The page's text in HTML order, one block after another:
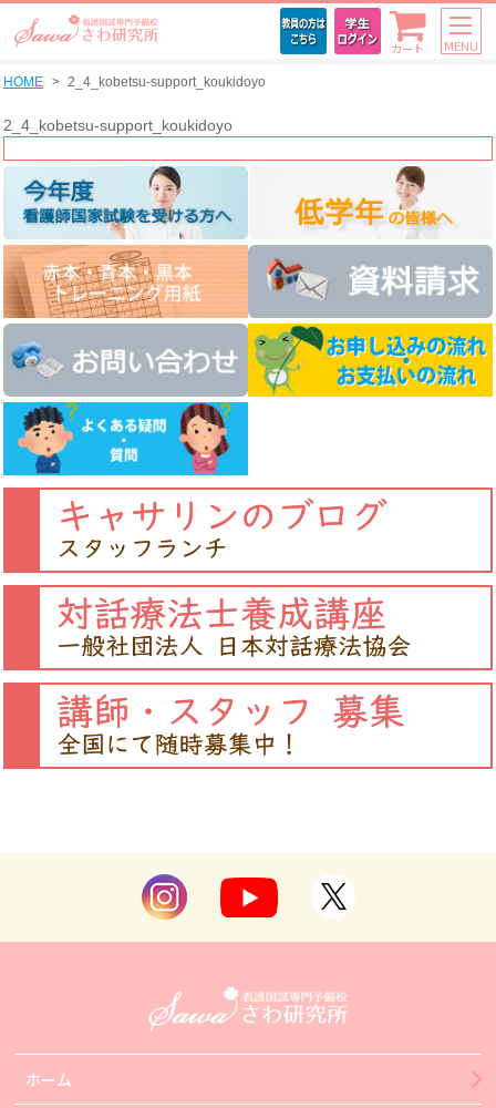
カート MENU
HOME 2_4_kobetsu-support_koukidoyo
2_4_kobetsu-support_koukidoyo
ホーム